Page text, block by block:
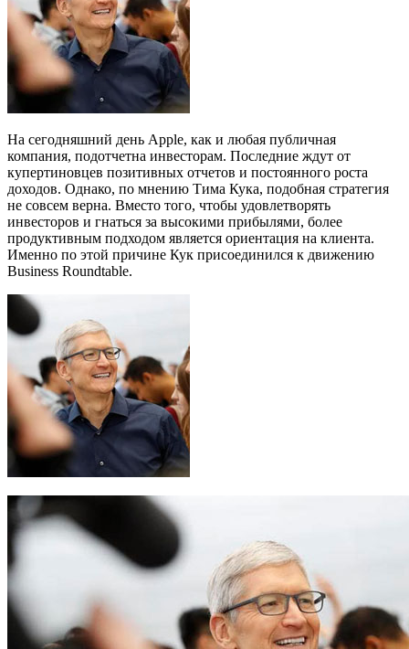
На сегодняшний день Apple, как и любая публичная
компания, подотчетна инвесторам. Последние ждут от
купертиновцев позитивных отчетов и постоянного роста
доходов. Однако, по мнению Тима Кука, подобная стратегия
не совсем верна. Вместо того, чтобы удовлетворять
инвесторов и гнаться за высокими прибылями, более
продуктивным подходом является ориентация на клиента.
Именно по этой причине Кук присоединился к движению
Business Roundtable.